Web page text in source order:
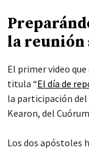
la reunión
El primer video
titula “El día de
la participación del
Kearon, del
Los dos apóstoles